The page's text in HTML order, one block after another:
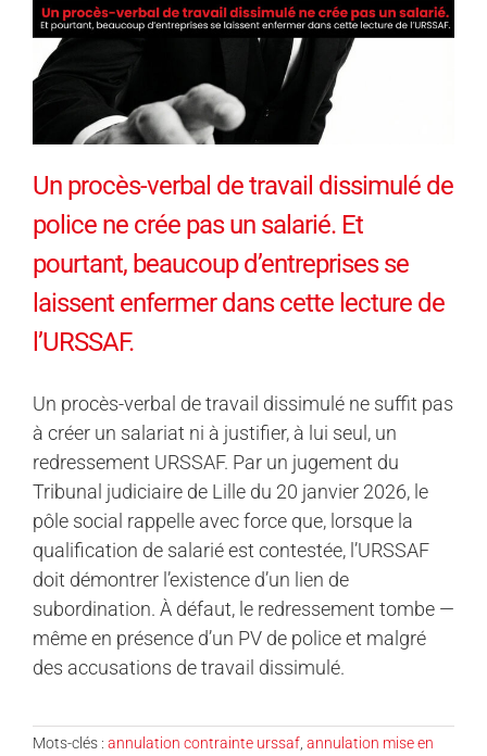
Un procès-verbal de travail dissimulé de
police ne crée pas un salarié. Et
pourtant, beaucoup d’entreprises se
laissent enfermer dans cette lecture de
l’URSSAF.
Un procès-verbal de travail dissimulé ne suffit pas
à créer un salariat ni à justifier, à lui seul, un
redressement URSSAF. Par un jugement du
Tribunal judiciaire de Lille du 20 janvier 2026, le
pôle social rappelle avec force que, lorsque la
qualification de salarié est contestée, l’URSSAF
doit démontrer l’existence d’un lien de
subordination. À défaut, le redressement tombe —
même en présence d’un PV de police et malgré
des accusations de travail dissimulé.
Mots-clés : annulation contrainte urssaf, annulation mise en